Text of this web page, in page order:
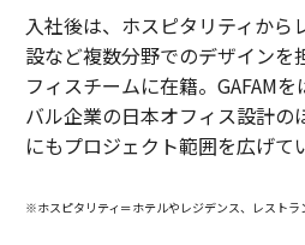
入社後は、ホスピタリティから
設など複数分野でのデザインを
フィスチームに在籍。GAFAM
バル企業の日本オフィス設計の
にもプロジェクト範囲を広げて
※ホスピタリティ＝ホテルやレジデンス、レストラ